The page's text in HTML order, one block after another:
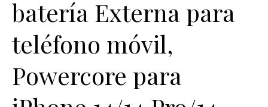
batería Externa para
teléfono móvil,
Powercore para